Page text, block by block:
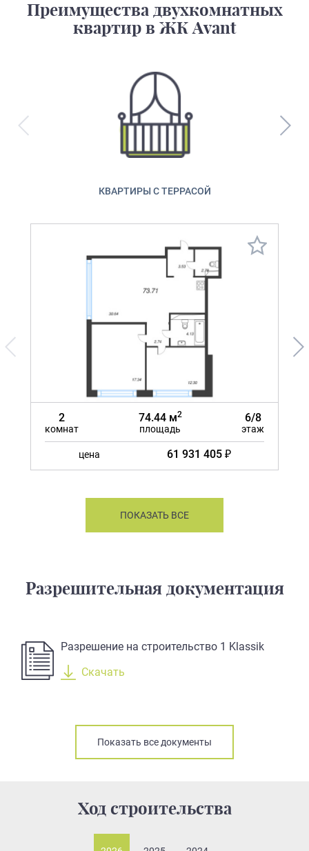
Преимущества двухкомнатных
квартир в ЖК Avant
КВАРТИРЫ С ТЕРРАСОЙ
2
комнат
74.44 м2
площадь
6/8
этаж
цена 61 931 405 ₽
ПОКАЗАТЬ ВСЕ
Разрешительная документация
Разрешение на строительство 1 Klassik
Скачать
Показать все документы
Ход строительства